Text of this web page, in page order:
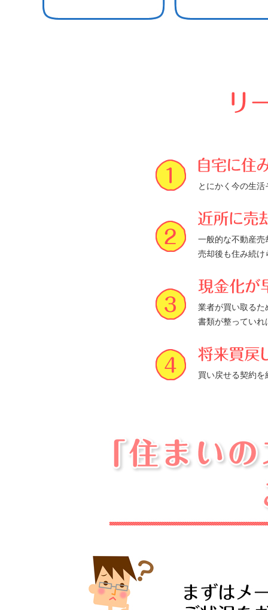
とにかく今の生
一般的な不動産売
売却後も住み続け
業者が買い取るた
書類が整ってい
買い戻せる契約